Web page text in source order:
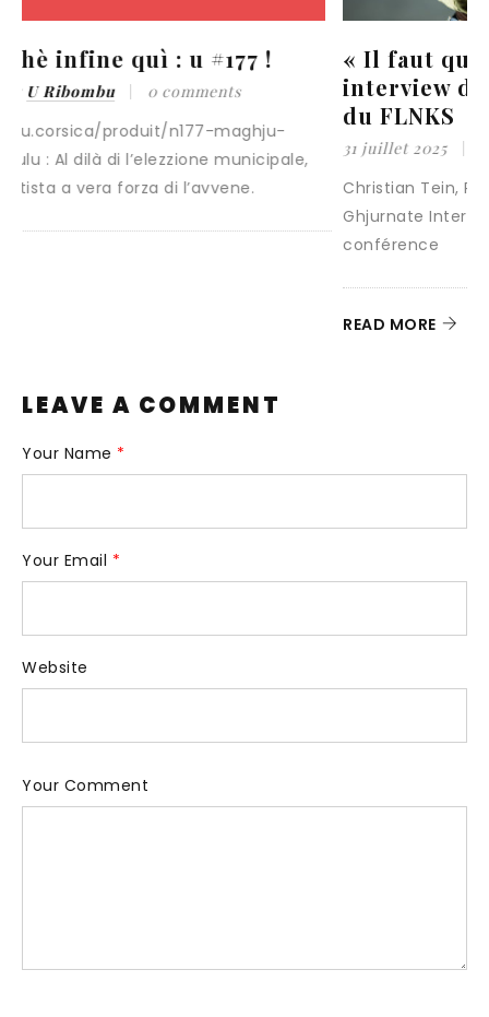
« Il faut que l’État revoie sa copie »,
interview de Christian Tein, Président
du FLNKS
31 juillet 2025 by U Ribombu 0 comments
Christian Tein, Président du FLNKS, a choisi les
Ghjurnate Internaziunale pour donner sa première
LEAVE A COMMENT
Your Name *
Your Email *
Website
Your Comment